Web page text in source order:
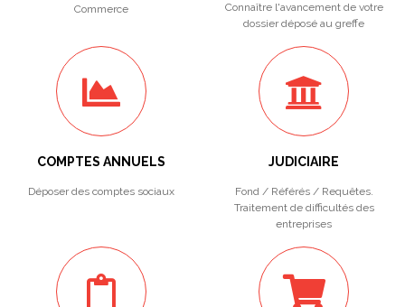
Commerce
Connaître l'avancement de votre
dossier déposé au greffe
COMPTES ANNUELS
Déposer des comptes sociaux
JUDICIAIRE
Fond / Référés / Requêtes.
Traitement de difficultés des
entreprises